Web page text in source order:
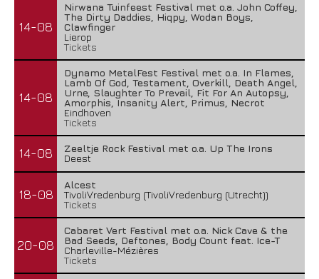
14-08
Nirwana Tuinfeest Festival met o.a. John Coffey,
The Dirty Daddies, Hiqpy, Wodan Boys,
Clawfinger
Lierop
Tickets
14-08
Dynamo MetalFest Festival met o.a. In Flames,
Lamb Of God, Testament, Overkill, Death Angel,
Urne, Slaughter To Prevail, Fit For An Autopsy,
Amorphis, Insanity Alert, Primus, Necrot
Eindhoven
Tickets
14-08
Zeeltje Rock Festival met o.a. Up The Irons
Deest
18-08
Alcest
TivoliVredenburg (TivoliVredenburg (Utrecht))
Tickets
20-08
Cabaret Vert Festival met o.a. Nick Cave & the
Bad Seeds, Deftones, Body Count feat. Ice-T
Charleville-Mézières
Tickets